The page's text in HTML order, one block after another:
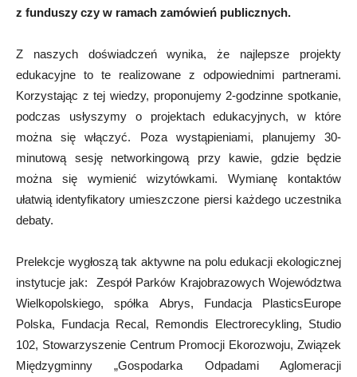
z funduszy czy w ramach zamówień publicznych.
Z naszych doświadczeń wynika, że najlepsze projekty
edukacyjne to te realizowane z odpowiednimi partnerami.
Korzystając z tej wiedzy, proponujemy 2-godzinne spotkanie,
podczas usłyszymy o projektach edukacyjnych, w które
można się włączyć. Poza wystąpieniami, planujemy 30-
minutową sesję networkingową przy kawie, gdzie będzie
można się wymienić wizytówkami. Wymianę kontaktów
ułatwią identyfikatory umieszczone piersi każdego uczestnika
debaty.
Prelekcje wygłoszą tak aktywne na polu edukacji ekologicznej
instytucje jak: Zespół Parków Krajobrazowych Województwa
Wielkopolskiego, spółka Abrys, Fundacja PlasticsEurope
Polska, Fundacja Recal, Remondis Electrorecykling, Studio
102, Stowarzyszenie Centrum Promocji Ekorozwoju, Związek
Międzygminny „Gospodarka Odpadami Aglomeracji